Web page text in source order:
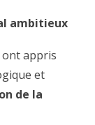
ambitieux
ont appris
et
de la